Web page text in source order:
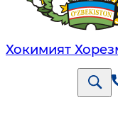
Хокимият